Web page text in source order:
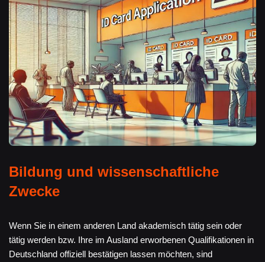
Bildung und wissenschaftliche
Zwecke
Wenn Sie in einem anderen Land akademisch tätig sein oder
tätig werden bzw. Ihre im Ausland erworbenen Qualifikationen in
Deutschland offiziell bestätigen lassen möchten, sind